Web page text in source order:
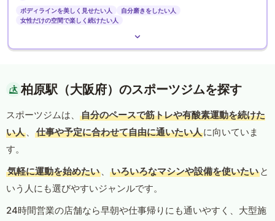
ボディラインを美しく見せたい人
自分磨きをしたい人
女性だけの空間で楽しく続けたい人
柏原駅（大阪府）のスポーツジムを探す
スポーツジムは、
自分のペースで筋トレや有酸素運動を続けた
い人 、 仕事や予定に合わせて自由に通いたい人に向いていま
す。
気軽に運動を始めたい 、 いろいろなマシンや設備を使いたい と
いう人にも選びやすいジャンルです。
24時間営業の店舗なら早朝や仕事帰りにも通いやすく、大型施